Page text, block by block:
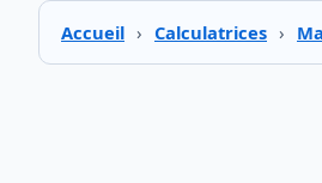
Accueil › Calculatrices ›